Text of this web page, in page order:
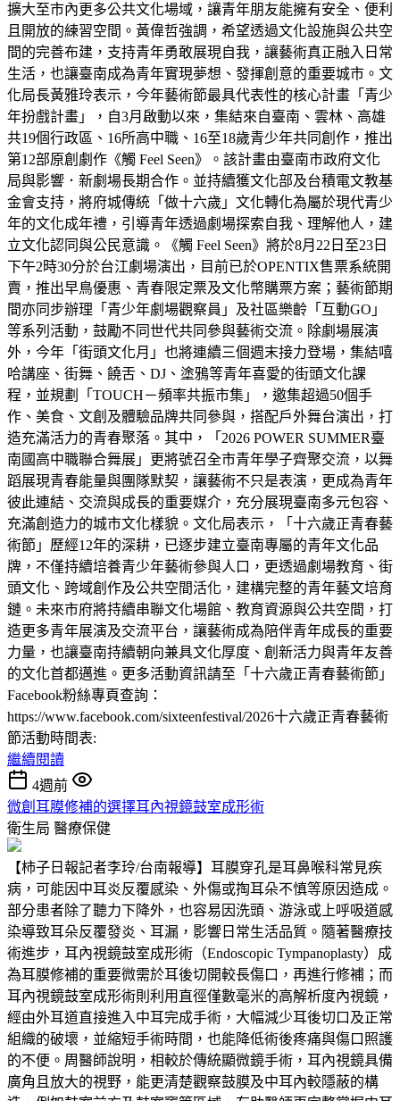
擴大至市內更多公共文化場域，讓青年朋友能擁有安全、便利
且開放的練習空間。黃偉哲強調，希望透過文化設施與公共空
間的完善布建，支持青年勇敢展現自我，讓藝術真正融入日常
生活，也讓臺南成為青年實現夢想、發揮創意的重要城市。文
化局長黃雅玲表示，今年藝術節最具代表性的核心計畫「青少
年扮戲計畫」，自3月啟動以來，集結來自臺南、雲林、高雄
共19個行政區、16所高中職、16至18歲青少年共同創作，推出
第12部原創劇作《觸 Feel Seen》。該計畫由臺南市政府文化
局與影響．新劇場長期合作。並持續獲文化部及台積電文教基
金會支持，將府城傳統「做十六歲」文化轉化為屬於現代青少
年的文化成年禮，引導青年透過劇場探索自我、理解他人，建
立文化認同與公民意識。《觸 Feel Seen》將於8月22日至23日
下午2時30分於台江劇場演出，目前已於OPENTIX售票系統開
賣，推出早鳥優惠、青春限定票及文化幣購票方案；藝術節期
間亦同步辦理「青少年劇場觀察員」及社區樂齡「互動GO」
等系列活動，鼓勵不同世代共同參與藝術交流。除劇場展演
外，今年「街頭文化月」也將連續三個週末接力登場，集結嘻
哈講座、街舞、饒舌、DJ、塗鴉等青年喜愛的街頭文化課
程，並規劃「TOUCH－頻率共振市集」，邀集超過50個手
作、美食、文創及體驗品牌共同參與，搭配戶外舞台演出，打
造充滿活力的青春聚落。其中，「2026 POWER SUMMER臺
南國高中職聯合舞展」更將號召全市青年學子齊聚交流，以舞
蹈展現青春能量與團隊默契，讓藝術不只是表演，更成為青年
彼此連結、交流與成長的重要媒介，充分展現臺南多元包容、
充滿創造力的城市文化樣貌。文化局表示，「十六歲正青春藝
術節」歷經12年的深耕，已逐步建立臺南專屬的青年文化品
牌，不僅持續培養青少年藝術參與人口，更透過劇場教育、街
頭文化、跨域創作及公共空間活化，建構完整的青年藝文培育
鏈。未來市府將持續串聯文化場館、教育資源與公共空間，打
造更多青年展演及交流平台，讓藝術成為陪伴青年成長的重要
力量，也讓臺南持續朝向兼具文化厚度、創新活力與青年友善
的文化首都邁進。更多活動資訊請至「十六歲正青春藝術節」
Facebook粉絲專頁查詢：
https://www.facebook.com/sixteenfestival/2026十六歲正青春藝術
節活動時間表:
繼續閱讀
4週前
微創耳膜修補的選擇耳內視鏡鼓室成形術
衛生局 醫療保健
【柿子日報記者李玲/台南報導】耳膜穿孔是耳鼻喉科常見疾
病，可能因中耳炎反覆感染、外傷或掏耳朵不慎等原因造成。
部分患者除了聽力下降外，也容易因洗頭、游泳或上呼吸道感
染導致耳朵反覆發炎、耳漏，影響日常生活品質。隨著醫療技
術進步，耳內視鏡鼓室成形術（Endoscopic Tympanoplasty）成
為耳膜修補的重要微需於耳後切開較長傷口，再進行修補；而
耳內視鏡鼓室成形術則利用直徑僅數毫米的高解析度內視鏡，
經由外耳道直接進入中耳完成手術，大幅減少耳後切口及正常
組織的破壞，並縮短手術時間，也能降低術後疼痛與傷口照護
的不便。周醫師說明，相較於傳統顯微鏡手術，耳內視鏡具備
廣角且放大的視野，能更清楚觀察鼓膜及中耳內較隱蔽的構